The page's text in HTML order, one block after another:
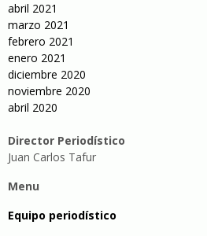
abril 2021
marzo 2021
febrero 2021
enero 2021
diciembre 2020
noviembre 2020
abril 2020
Director Periodístico
Juan Carlos Tafur
Menu
Equipo periodístico